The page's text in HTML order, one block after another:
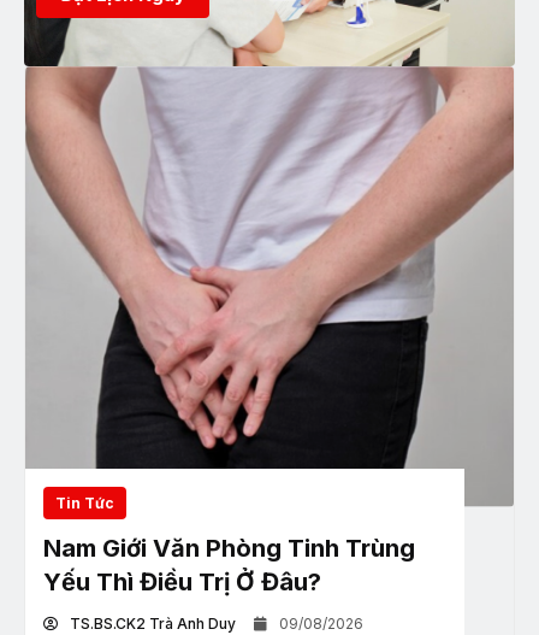
Tin Tức
Nam Giới Văn Phòng Tinh Trùng
Yếu Thì Điều Trị Ở Đâu?
TS.BS.CK2 Trà Anh Duy 09/08/2026